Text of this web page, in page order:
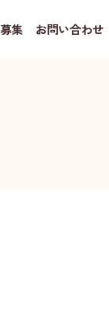
集 お問い合わせ